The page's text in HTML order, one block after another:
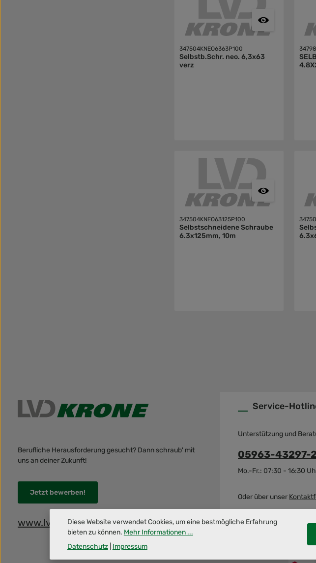
347504KNEO6363P100
Selbstb.Schr. neo. 6,3x63
verz
347504KNEO63125P100
Selbstschneidene Schraube
6.3x125mm, 10m
Berufliche Herausforderung gesucht? Dann schraub' mit
uns an deiner Zukunft!
Jetzt bewerben!
www.lvdkrone.de
Service-
Unterstützung und
05963-43297-
Mo.-Fr.: 07:30 - 16:30
Oder über unser
Vertrag widerrufen
Diese Website verwendet Cookies, um eine bestmögliche Erfahrung
bieten zu können. Mehr Informationen ...
Datenschutz| Impressum